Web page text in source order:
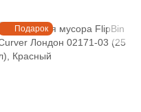
Подарок